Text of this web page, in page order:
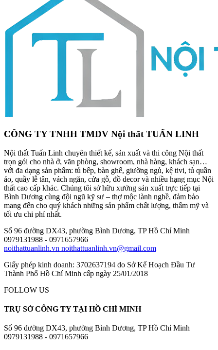
CÔNG TY TNHH TMDV Nội thất TUẤN LINH
Nội thất Tuấn Linh chuyên thiết kế, sản xuất và thi công Nội thất
trọn gói cho nhà ở, văn phòng, showroom, nhà hàng, khách sạn…
với đa dạng sản phẩm: tủ bếp, bàn ghế, giường ngủ, kệ tivi, tủ quần
áo, quầy lễ tân, vách ngăn, cửa gỗ, đồ decor và nhiều hạng mục Nội
thất cao cấp khác. Chúng tôi sở hữu xưởng sản xuất trực tiếp tại
Bình Dương cùng đội ngũ kỹ sư – thợ mộc lành nghề, đảm bảo
mang đến cho quý khách những sản phẩm chất lượng, thẩm mỹ và
tối ưu chi phí nhất.
Số 96 đường DX43, phường Bình Dương, TP Hồ Chí Minh
0979131988 - 0971657966
noithattuanlinh.vn noithattuanlinh.vn@gmail.com
Giấy phép kinh doanh: 3702637194 do Sở Kế Hoạch Đầu Tư
Thành Phố Hồ Chí Minh cấp ngày 25/01/2018
FOLLOW US
TRỤ SỞ CÔNG TY TẠI HỒ CHÍ MINH
Số 96 đường DX43, phường Bình Dương, TP Hồ Chí Minh
0979131988 - 0971657966